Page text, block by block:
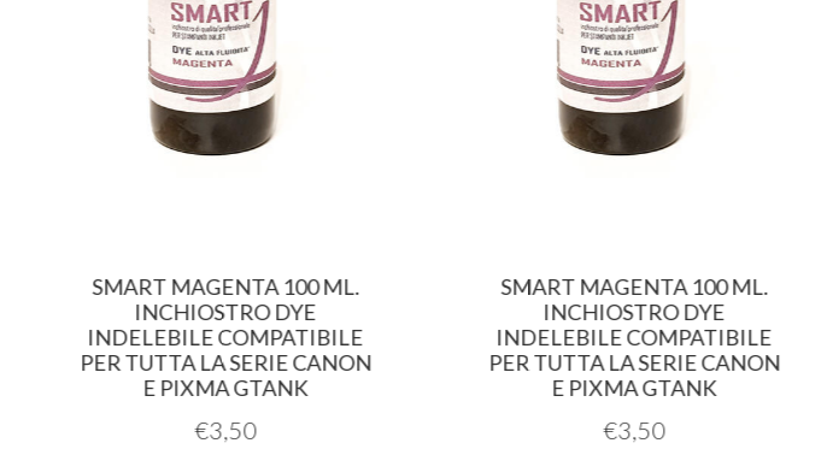
SMART MAGENTA 100 ML.
INCHIOSTRO DYE
INDELEBILE COMPATIBILE
PER TUTTA LA SERIE CANON
E PIXMA GTANK
€3,50
SMART MAGENTA 100 ML.
INCHIOSTRO DYE
INDELEBILE COMPATIBILE
PER TUTTA LA SERIE CANON
E PIXMA GTANK
€3,50